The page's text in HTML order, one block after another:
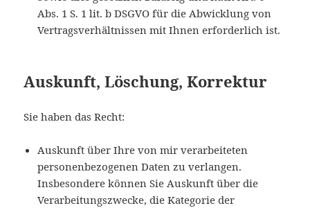
Abs. 1 S. 1 lit. b DSGVO für die Abwicklung von
Vertragsverhältnissen mit Ihnen erforderlich ist.
Auskunft, Löschung, Korrektur
Sie haben das Recht:
Auskunft über Ihre von mir verarbeiteten
personenbezogenen Daten zu verlangen.
Insbesondere können Sie Auskunft über die
Verarbeitungszwecke, die Kategorie der